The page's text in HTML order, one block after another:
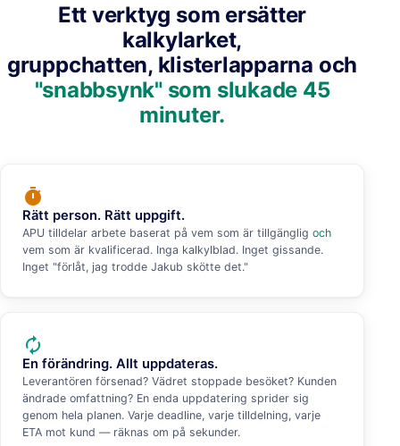
Ett verktyg som ersätter
kalkylarket,
gruppchatten, klisterlapparna och
"snabbsynk" som slukade 45
minuter.
timer
Rätt person. Rätt uppgift.
APU tilldelar arbete baserat på vem som är tillgänglig och
vem som är kvalificerad. Inga kalkylblad. Inget gissande.
Inget "förlåt, jag trodde Jakub skötte det."
autorenew
En förändring. Allt uppdateras.
Leverantören försenad? Vädret stoppade besöket? Kunden
ändrade omfattning? En enda uppdatering sprider sig
genom hela planen. Varje deadline, varje tilldelning, varje
ETA mot kund — räknas om på sekunder.